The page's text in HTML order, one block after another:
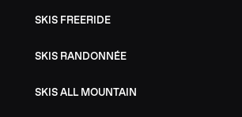
SKIS FREERIDE
SKIS RANDONNÉE
SKIS ALL MOUNTAIN